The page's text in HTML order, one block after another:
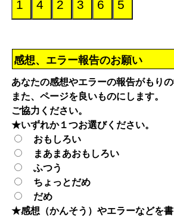
感想、エラー報告のお願い
あなたの感想やエラーの報告がもり
また、ページを良いものにします。
ご協力ください。
★いずれか１つお選びください。
おもしろい
まあまあおもしろい
ふつう
ちょっとだめ
だめ
★感想（かんそう）やエラーなどを書